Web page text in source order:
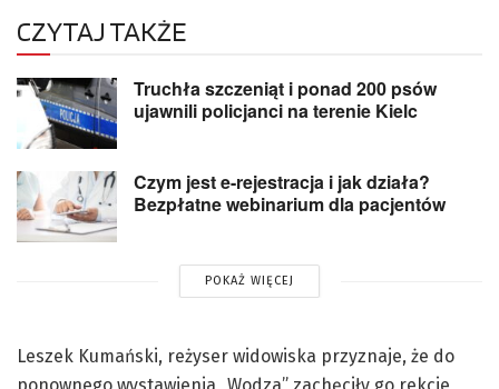
CZYTAJ TAKŻE
Truchła szczeniąt i ponad 200 psów
ujawnili policjanci na terenie Kielc
Czym jest e-rejestracja i jak działa?
Bezpłatne webinarium dla pacjentów
POKAŻ WIĘCEJ
Leszek Kumański, reżyser widowiska przyznaje, że do